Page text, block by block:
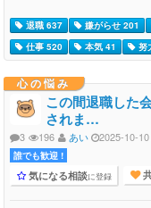
退職 637 嫌がらせ 201
仕事 520
本気 41 努
心の悩み
この間退職した
されま…
3 196 あい 2025-10-
誰でも歓迎 !
気になる相談に登録